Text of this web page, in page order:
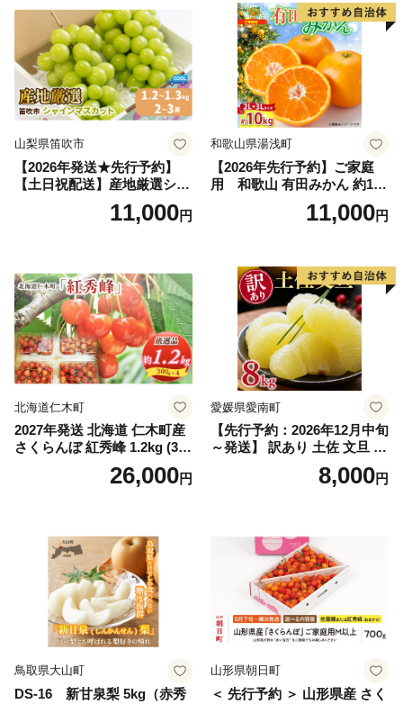
果肉 長野県産 小諸市
山梨県笛吹市
【2026年発送★先行予約】
【土日祝配送】産地厳選シャ
インマスカット1.2kg～1.3kg
（2房～3房）※沖縄・離島配
笛吹市 山梨県 フルーツ 果物
ぶどう 葡萄 大粒 シャインマ
スカット おすすめ シャイン
マスカット 贈答 ギフト 産地
笛吹市 シャインマスカット
笛吹 葡萄 国産 ぶどう 人気
国産 1.2kg 先行｜
11,000円
和歌山県湯浅町
【2026年先行予約】ご家庭
用 和歌山 有田みかん 約10k
g (2L、3Lサイズ)【湯浅町】
11,000円
北海道仁木町
2027年発送 北海道 仁木町産
さくらんぼ 紅秀峰 1.2kg (300
g×4パック) Lサイズ以上 旬
桜桃 産地直送 サクランボ チ
26,000円
愛媛県愛南町
【先行予約：2026年12月中旬
～発送】 訳あり 土佐 文旦 8k
g (Mサイズ以上サイズミック
ス) 8000円 わけあり ぶんた
産 農家直送 期間限定 特産品
サイズミックス くらもとフ
ァーム 愛南町 愛媛県
8,000円
鳥取県大山町
DS-16 新甘泉梨 5kg（赤秀
山形県朝日町
＜ 先行予約 ＞ 山形県産 さく